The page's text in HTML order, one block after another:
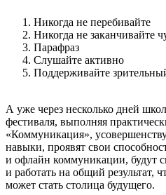
Никогда не перебивайте
Никогда не заканчивайте
Парафраз
Слушайте активно
Поддерживайте
А уже через несколько дней
фестиваля, выполняя
«Коммуникация»,
навыки, проявят свои
и офлайн коммуникации, будут
и работать на общий результат,
может стать столица будущего.